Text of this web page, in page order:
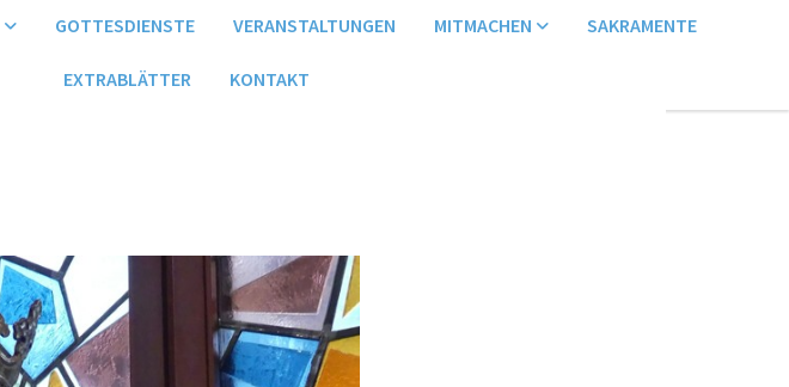
GOTTESDIENSTE VERANSTALTUNGEN MITMACHEN SAKRAMENTE
EXTRABLÄTTER KONTAKT